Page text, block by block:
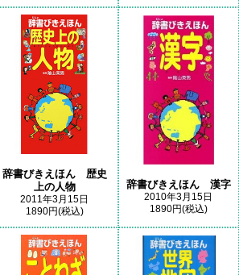
辞書びきえほん 歴史
上の人物
2011年3月15日
1890円(税込)
辞書びきえほん 漢字
2010年3月15日
1890円(税込)